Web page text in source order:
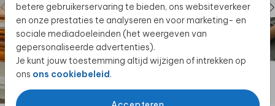
betere gebruikerservaring te bieden, ons websiteverkeer
en onze prestaties te analyseren en voor marketing- en
sociale mediadoeleinden (het weergeven van
gepersonaliseerde advertenties).
Je kunt jouw toestemming altijd wijzigen of intrekken op
ons ons cookiebeleid.